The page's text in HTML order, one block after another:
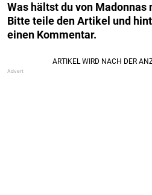
Was hältst du von Madonnas
Bitte teile den Artikel und
einen Kommentar.